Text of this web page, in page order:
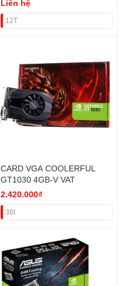
Liên hệ
12T
CARD VGA COOLERFUL
GT1030 4GB-V VAT
2.420.000₫
36t